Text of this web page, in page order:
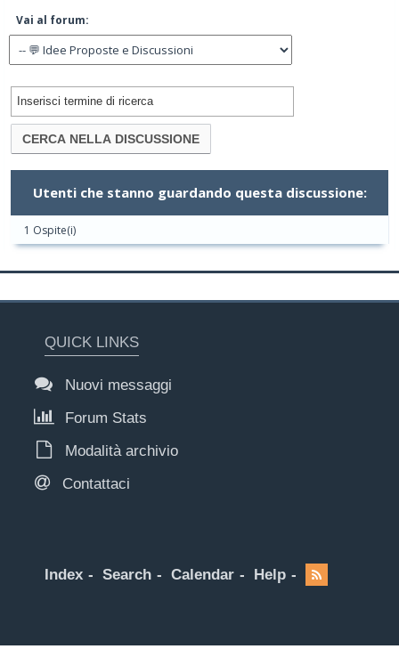
Vai al forum:
Utenti che stanno guardando questa discussione:
1 Ospite(i)
QUICK LINKS
Nuovi messaggi
Forum Stats
Modalità archivio
Contattaci
Index Search Calendar Help